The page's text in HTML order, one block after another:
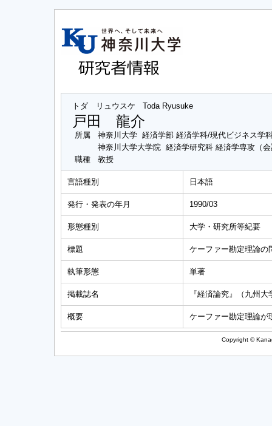
トダ リュウスケ Toda Ryusuke
戸田 龍介
所属
神奈川大学 経済学部 経済学科/現代ビジネス学
神奈川大学大学院 経済学研究科 経済学専攻（
職種
教授
言語種別 日本語
発行・発表の年月 1990/03
形態種別 大学・研究所等紀要
標題 ケーファー勘定理論の
執筆形態 単著
掲載誌名 『経済論究』（九州
概要 ケーファー勘定理論が
Copyright ©